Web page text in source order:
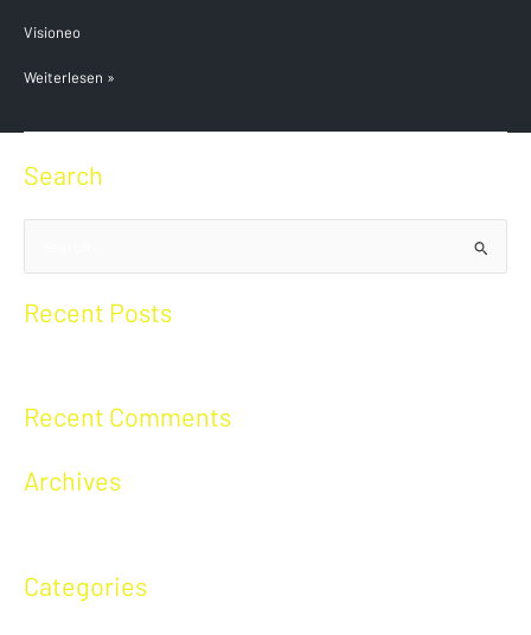
Visioneo
Weiterlesen »
Search
u
c
n
c
Recent Posts
Recent Comments
Archives
Categories